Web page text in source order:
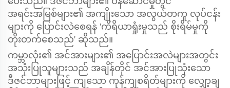
အရင်းအမြစ်များ၏ အကျိုးသော အလွယ်တကူ လုပ်ငန်း
များကို ပြောင်းလဲစေရန် 'ကိရိယာရှုံးမှုသည် စိုးရိမ်မှုကို
တိုးတက်စေသည်' ဆိုသည်။
ကမ္ဘာလုံး၏ အင်အားများ၏ အပြောင်းအလဲများအတွင်း
အသုံးပြုသူများသည် အချိန်တိုင် အင်အားပြုသုံးသော
ဒီဇင်ဘာများဖြင့် ကျသော ကုန်ကျစရိတ်များကို လျှော့ချ